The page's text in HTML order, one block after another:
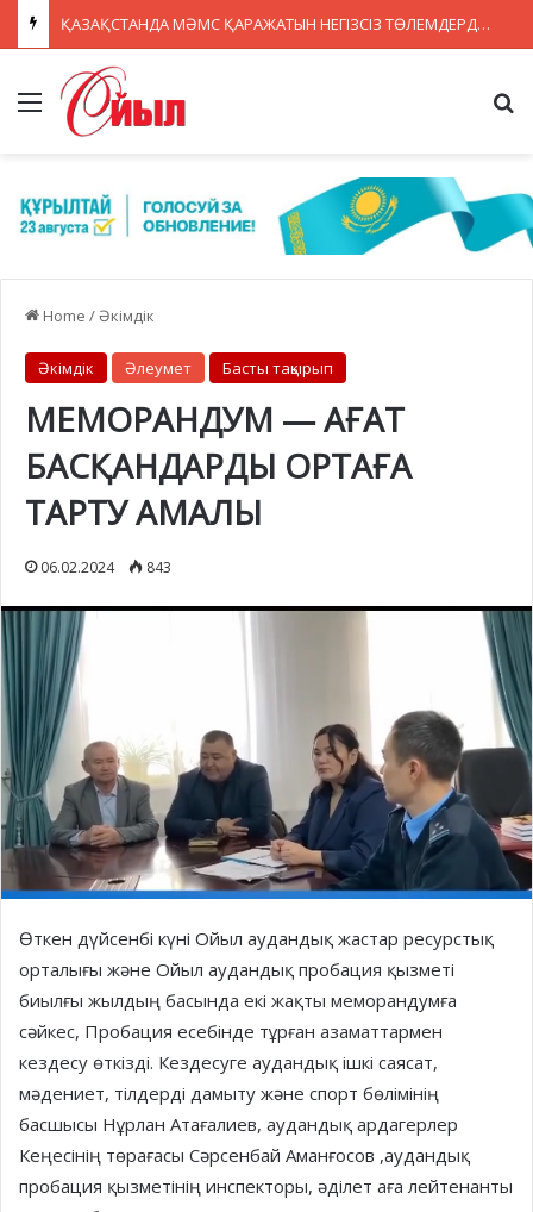
ҚАЗАҚСТАНДА МӘМС ҚАРАЖАТЫН НЕГІЗСІЗ ТӨЛЕМДЕРДЕН ҚОРҒАУДЫҢ ЖАҢА ЖҮЙЕСІ ҚҰРЫЛУДА
Menu
Home /Әкімдік
Әкімдік Әлеумет Басты тақырып
МЕМОРАНДУМ — АҒАТ
БАСҚАНДАРДЫ ОРТАҒА
ТАРТУ АМАЛЫ
06.02.2024 843
Өткен дүйсенбі күні Ойыл аудандық жастар ресурстық
орталығы және Ойыл аудандық пробация қызметі
биылғы жылдың басында екі жақты меморандумға
сәйкес, Пробация есебінде тұрған азаматтармен
кездесу өткізді. Кездесуге аудандық ішкі саясат,
мәдениет, тілдерді дамыту және спорт бөлімінің
басшысы Нұрлан Атағалиев, аудандық ардагерлер
Кеңесінің төрағасы Сәрсенбай Аманғосов ,аудандық
пробация қызметінің инспекторы, әділет аға лейтенанты